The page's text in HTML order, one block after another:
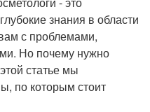
знания в области
с проблемами,
Но почему нужно
статье мы
по которым стоит